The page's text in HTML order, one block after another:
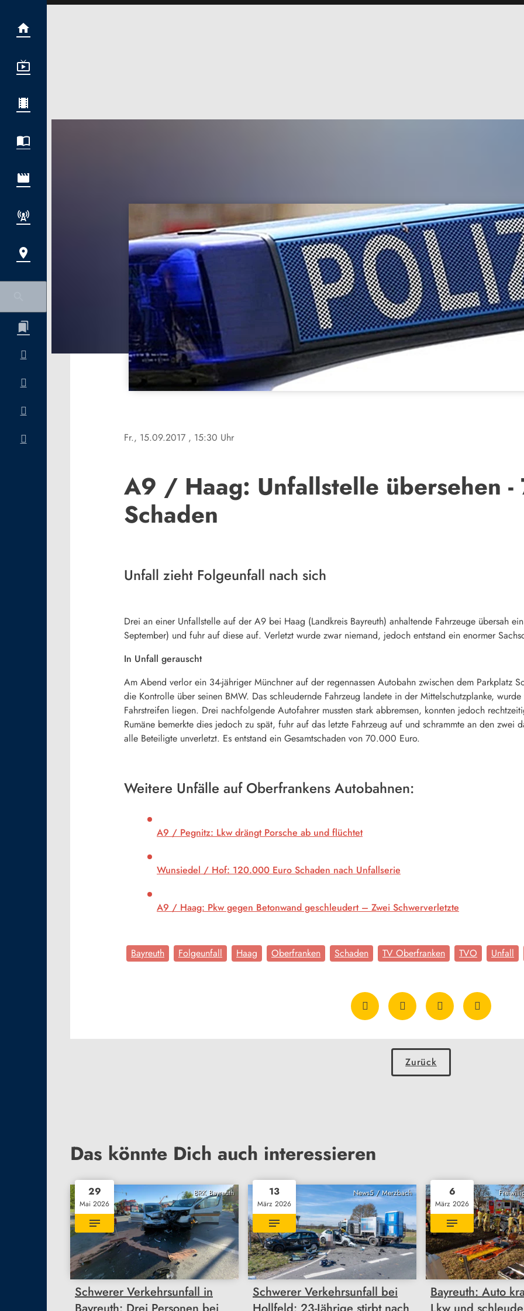
Fr., 15.09.2017 , 15:30 Uhr
A9 / Haag: Unfallstelle übersehen
Schaden
Unfall zieht Folgeunfall nach sich
Drei an einer Unfallstelle auf der A9 bei Haag (Landkreis Bayreuth) anhaltende Fahrzeuge übersah
September) und fuhr auf diese auf. Verletzt wurde zwar niemand, jedoch entstand ein enormer
In Unfall gerauscht
Am Abend verlor ein 34-jähriger Münchner auf der regennassen Autobahn zwischen dem Parkplatz
die Kontrolle über seinen BMW. Das schleudernde Fahrzeug landete in der Mittelschutzplanke,
Fahrstreifen liegen. Drei nachfolgende Autofahrer mussten stark abbremsen, konnten jedoch
Rumäne bemerkte dies jedoch zu spät, fuhr auf das letzte Fahrzeug auf und schrammte an den
alle Beteiligte unverletzt. Es entstand ein Gesamtschaden von 70.000 Euro.
Weitere Unfälle auf Oberfrankens Autobahnen:
A9 / Pegnitz: Lkw drängt Porsche ab und flüchtet
Wunsiedel / Hof: 120.000 Euro Schaden nach Unfallserie
A9 / Haag: Pkw gegen Betonwand geschleudert – Zwei Schwerverletzte
Bayreuth Folgeunfall Haag Oberfranken Schaden TV Oberfranken TVO Unfall
Zurück
Das könnte Dich auch interessieren
BRK Bayreuth
29
Mai 2026
Schwerer Verkehrsunfall in
News5 / Merzbach
13
März 2026
Schwerer Verkehrsunfall bei
6
März 2026
Bayreuth: Auto